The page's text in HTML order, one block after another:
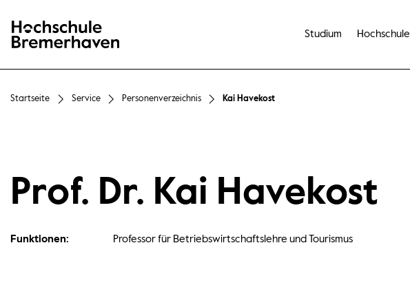
Hochschule Bremerhaven
Studium Hochschule
Startseite Service Personenverzeichnis Kai Havekost
Prof. Dr. Kai Havekost
Funktionen: Professor für Betriebswirtschaftslehre und Tourismus